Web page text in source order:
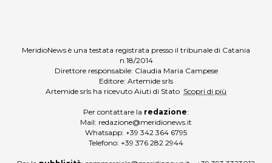
MeridioNews è una testata registrata presso il tribunale di Catania
n.18/2014
Direttore responsabile: Claudia Maria Campese
Editore: Artemide srls
Artemide srls ha ricevuto Aiuti di Stato Scopri di più
Per contattare la redazione:
Mail: redazione@meridionews.it
Whatsapp: +39 342 364 6795
Telefono: +39 376 282 2944